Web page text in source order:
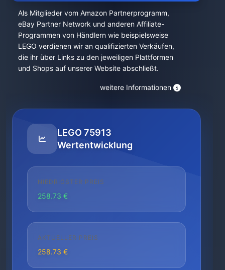
Als Mitglieder vom Amazon Partnerprogramm,
eBay Partner Network und anderen Affiliate-
Programmen von Händlern wie beispielsweise
LEGO verdienen wir an qualifizierten Verkäufen,
die ihr über Links zu den jeweiligen Plattformen
und Shops auf unserer Website abschließt.
weitere Informationen
LEGO 75913
Wertentwicklung
NIEDRIGSTER PREIS
258.73 €
AKTUELLER PREIS
258.73 €